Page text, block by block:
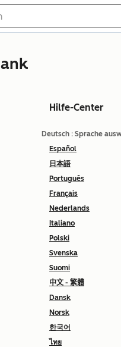
Hilfe-Center
Deutsch : Sprache
Español
日本語
Português
Français
Nederlands
Italiano
Polski
Svenska
Suomi
中文 - 繁體
Dansk
Norsk
한국어
ไทย